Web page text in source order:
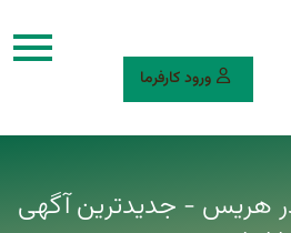
ورود کارفرما
در هریس - جدیدترین آگهی